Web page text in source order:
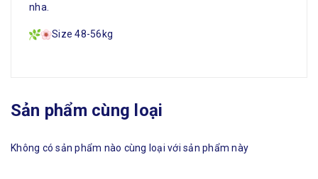
nha.
Size 48-56kg
Sản phẩm cùng loại
Không có sản phẩm nào cùng loại với sản phẩm này